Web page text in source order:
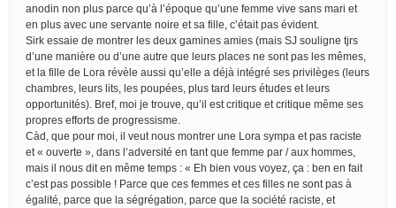
anodin non plus parce qu’à l’époque qu’une femme vive sans mari et
en plus avec une servante noire et sa fille, c’était pas évident.
Sirk essaie de montrer les deux gamines amies (mais SJ souligne tjrs
d’une manière ou d’une autre que leurs places ne sont pas les mêmes,
et la fille de Lora révèle aussi qu’elle a déjà intégré ses privilèges (leurs
chambres, leurs lits, les poupées, plus tard leurs études et leurs
opportunités). Bref, moi je trouve, qu’il est critique et critique même ses
propres efforts de progressisme.
Càd, que pour moi, il veut nous montrer une Lora sympa et pas raciste
et « ouverte », dans l’adversité en tant que femme par / aux hommes,
mais il nous dit en même temps : « Eh bien vous voyez, ça : ben en fait
c’est pas possible ! Parce que ces femmes et ces filles ne sont pas à
égalité, parce que la ségrégation, parce que la société raciste, et